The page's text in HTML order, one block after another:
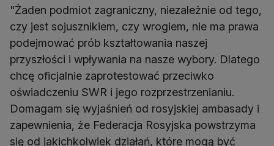
"Żaden podmiot zagraniczny, niezależnie od tego,
czy jest sojusznikiem, czy wrogiem, nie ma prawa
podejmować prób kształtowania naszej
przyszłości i wpływania na nasze wybory. Dlatego
chcę oficjalnie zaprotestować przeciwko
oświadczeniu SWR i jego rozprzestrzenianiu.
Domagam się wyjaśnień od rosyjskiej ambasady i
zapewnienia, że Federacja Rosyjska powstrzyma
się od jakichkolwiek działań, które mogą być